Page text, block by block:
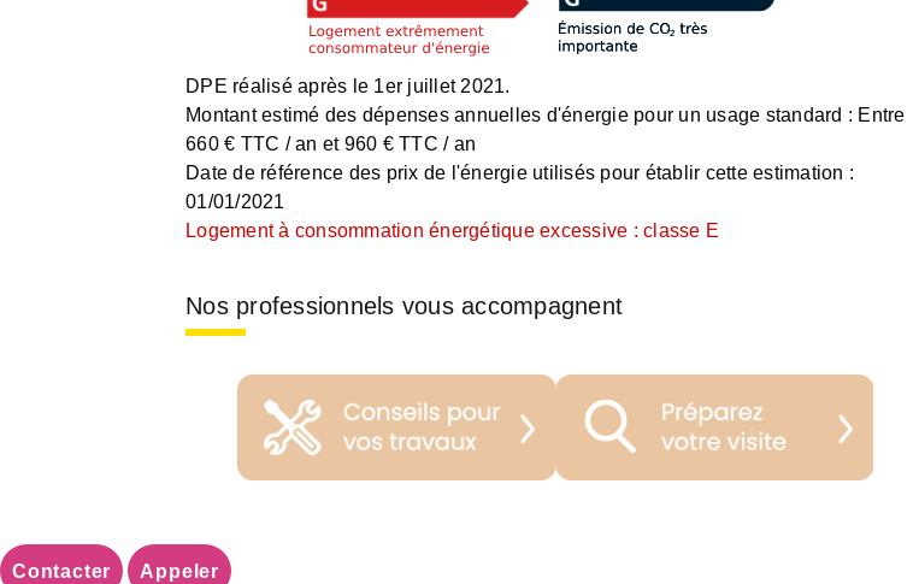
DPE réalisé après le 1er juillet 2021.
Montant estimé des dépenses annuelles d'énergie pour un usage standard : Entre
660 € TTC / an et 960 € TTC / an
Date de référence des prix de l'énergie utilisés pour établir cette estimation :
01/01/2021
Logement à consommation énergétique excessive : classe E
Nos professionnels vous accompagnent
Contacter Appeler